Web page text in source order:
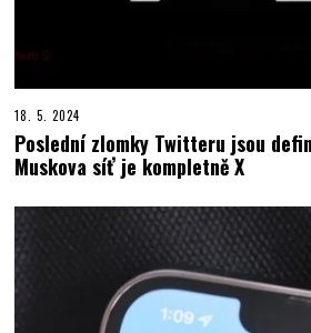
18. 5. 2024
Poslední zlomky Twitteru jsou
Muskova síť je kompletně X